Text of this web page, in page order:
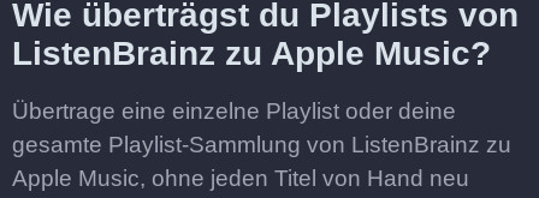
Wie überträgst du Playlists von
ListenBrainz zu Apple Music?
Übertrage eine einzelne Playlist oder deine
gesamte Playlist-Sammlung von ListenBrainz zu
Apple Music, ohne jeden Titel von Hand neu